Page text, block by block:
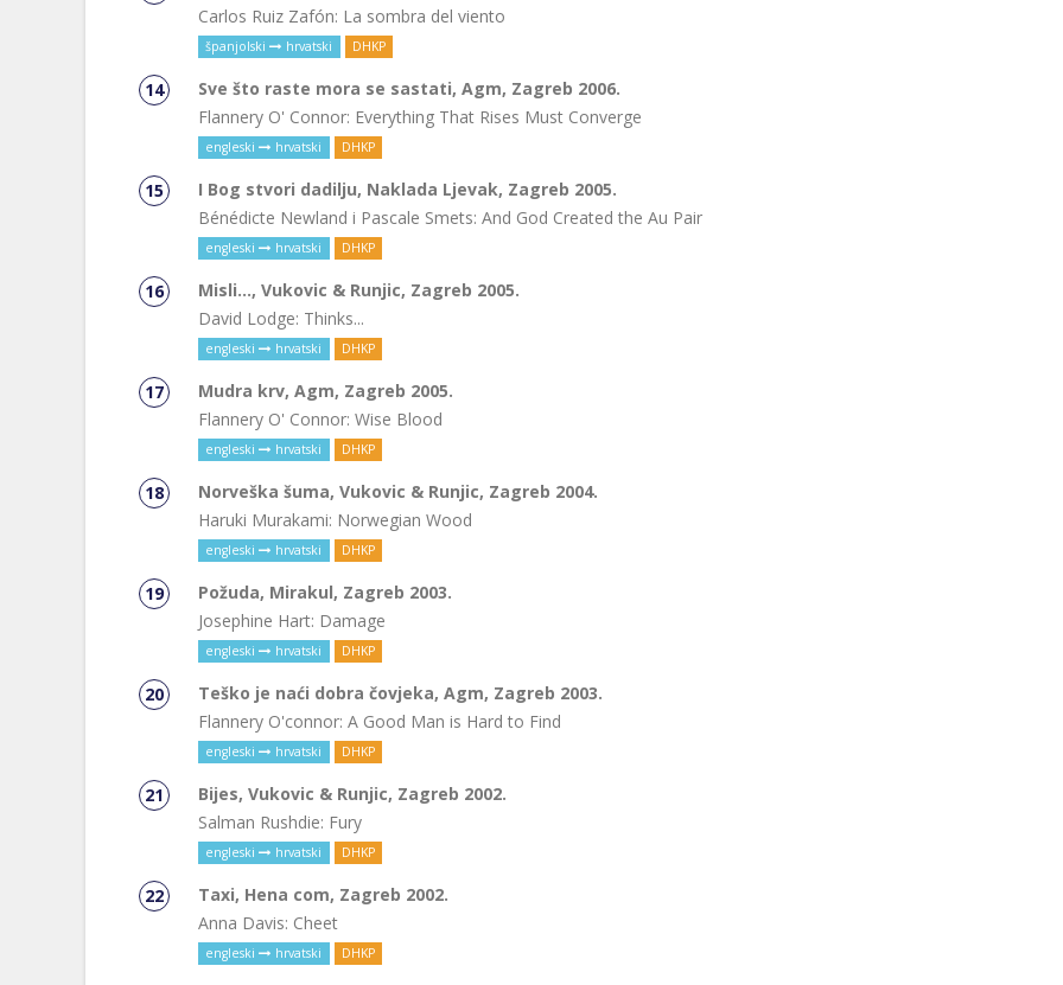
Carlos Ruiz Zafón: La sombra del viento
španjolski hrvatski DHKP
Sve što raste mora se sastati, Agm, Zagreb 2006.
Flannery O' Connor: Everything That Rises Must Converge
engleski hrvatski DHKP
I Bog stvori dadilju, Naklada Ljevak, Zagreb 2005.
Bénédicte Newland i Pascale Smets: And God Created the Au Pair
engleski hrvatski DHKP
Misli..., Vukovic & Runjic, Zagreb 2005.
David Lodge: Thinks...
engleski hrvatski DHKP
Mudra krv, Agm, Zagreb 2005.
Flannery O' Connor: Wise Blood
engleski hrvatski DHKP
Norveška šuma, Vukovic & Runjic, Zagreb 2004.
Haruki Murakami: Norwegian Wood
engleski hrvatski DHKP
Požuda, Mirakul, Zagreb 2003.
Josephine Hart: Damage
engleski hrvatski DHKP
Teško je naći dobra čovjeka, Agm, Zagreb 2003.
Flannery O'connor: A Good Man is Hard to Find
engleski hrvatski DHKP
Bijes, Vukovic & Runjic, Zagreb 2002.
Salman Rushdie: Fury
engleski hrvatski DHKP
Taxi, Hena com, Zagreb 2002.
Anna Davis: Cheet
engleski hrvatski DHKP